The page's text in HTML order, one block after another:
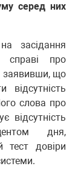
серед них
засідання
справі про
заявивши, що
слова про
відсутність
дня,
тест довіри